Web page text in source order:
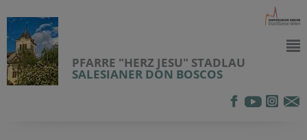
PFARRE "HERZ JESU" STADLAU
SALESIANER DON BOSCOS